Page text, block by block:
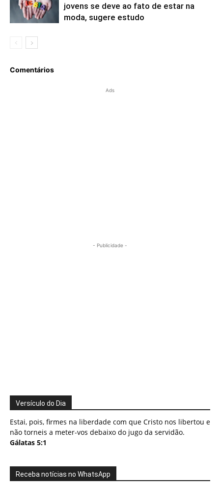
jovens se deve ao fato de estar na
moda, sugere estudo
Comentários
Ads
- Publicidade -
Versículo do Dia
Estai, pois, firmes na liberdade com que Cristo nos libertou e
não torneis a meter-vos debaixo do jugo da servidão.
Gálatas 5:1
Receba notícias no WhatsApp